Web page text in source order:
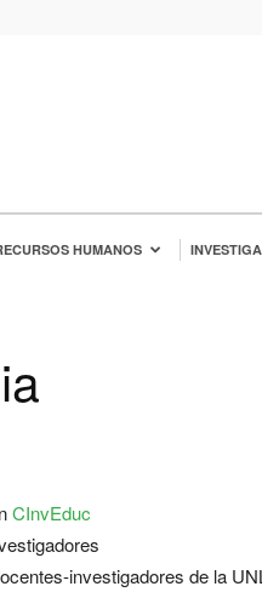
HUMANOS
CInvEduc
investigadores de la